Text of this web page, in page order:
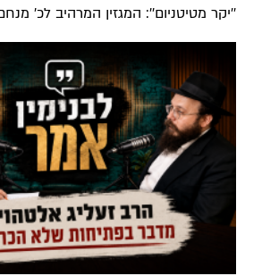
''יקר מטיטניום'': המגזין המרהיב לכ’